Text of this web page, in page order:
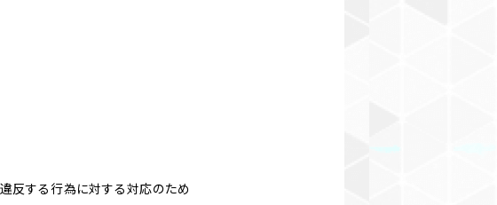
違反する行為に対する対応のため